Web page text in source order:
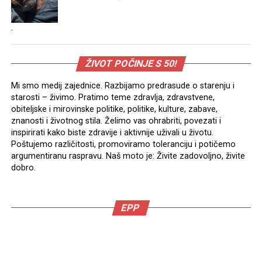
.
ŽIVOT POČINJE S 50!
Mi smo medij zajednice. Razbijamo predrasude o starenju i
starosti – živimo. Pratimo teme zdravlja, zdravstvene,
obiteljske i mirovinske politike, politike, kulture, zabave,
znanosti i životnog stila. Želimo vas ohrabriti, povezati i
inspirirati kako biste zdravije i aktivnije uživali u životu.
Poštujemo različitosti, promoviramo toleranciju i potičemo
argumentiranu raspravu. Naš moto je: Živite zadovoljno, živite
dobro.
EPP